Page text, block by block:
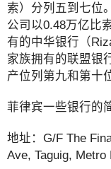
索）分列五到七位
公司以0.48万亿比
有的中华银行（
家族拥有的联盟银
产位列第九和第十
菲律宾一些银行的
地址：G/F The
Ave, Taguig, Metro